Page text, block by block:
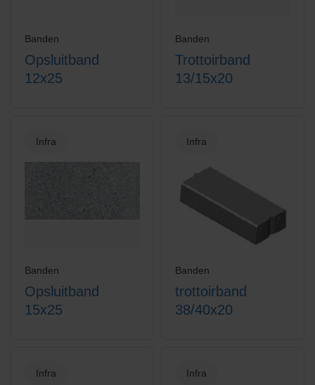
Banden
Opsluitband
12x25
Banden
Trottoirband
13/15x20
Infra
Banden
Opsluitband
15x25
Infra
Banden
trottoirband
38/40x20
Infra Infra